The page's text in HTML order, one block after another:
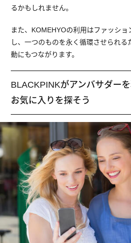
るかもしれません。
また、KOMEHYOの利用はファッショ
し、一つのものを永く循環させられ
動にもつながります。
BLACKPINKがアンバサダー
お気に入りを探そう